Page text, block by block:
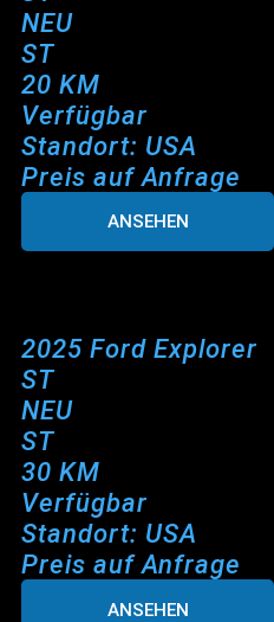
NEU
ST
20 KM
Verfügbar
Standort: USA
Preis auf Anfrage
ANSEHEN
2025 Ford Explorer
ST
NEU
ST
30 KM
Verfügbar
Standort: USA
Preis auf Anfrage
ANSEHEN